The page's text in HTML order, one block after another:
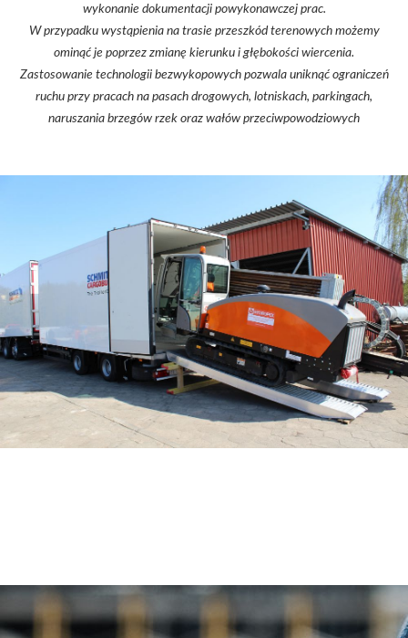
wykonanie dokumentacji powykonawczej prac.
W przypadku wystąpienia na trasie przeszkód terenowych możemy
ominąć je poprzez zmianę kierunku i głębokości wiercenia.
Zastosowanie technologii bezwykopowych pozwala uniknąć ograniczeń
ruchu przy pracach na pasach drogowych, lotniskach, parkingach,
naruszania brzegów rzek oraz wałów przeciwpowodziowych